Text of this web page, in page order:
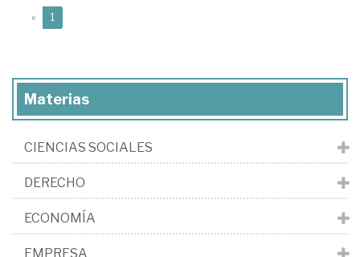
« 1
Materias
CIENCIAS SOCIALES
DERECHO
ECONOMÍA
EMPRESA